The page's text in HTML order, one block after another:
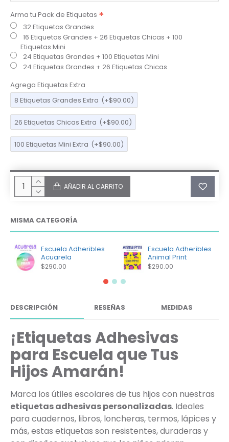
Arma tu Pack de Etiquetas
32 Etiquetas Grandes
16 Etiquetas Grandes + 26 Etiquetas Chicas + 100
Etiquetas Mini
24 Etiquetas Grandes + 100 Etiquetas Mini
24 Etiquetas Grandes + 26 Etiquetas Chicas
Agrega Etiquetas Extra
8 Etiquetas Grandes Extra (+$90.00)
26 Etiquetas Chicas Extra (+$90.00)
100 Etiquetas Mini Extra (+$90.00)
AÑADIR AL CARRITO
MISMA CATEGORÍA
Escuela Adheribles
Acuarela
$290.00
Escuela Adheribles
Animal Print
$290.00
DESCRIPCIÓN RESEÑAS MEDIDAS
¡Etiquetas Adhesivas
para Escuela que Tus
Hijos Amarán!
Marca los útiles escolares de tus hijos con nuestras
etiquetas adhesivas personalizadas. Ideales
para cuadernos, libros, loncheras, termos, lápices y
más, estas etiquetas son resistentes, duraderas y